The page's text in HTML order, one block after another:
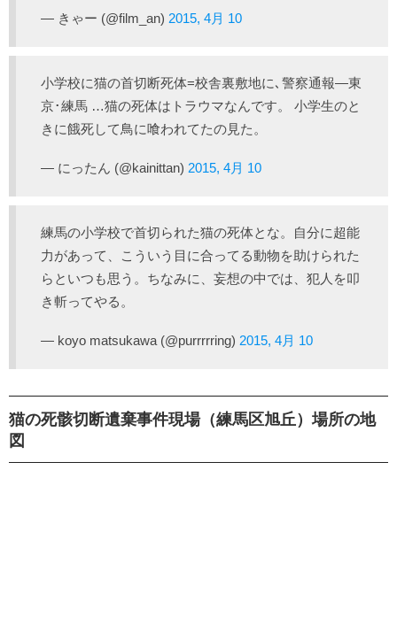
— きゃー (@film_an) 2015, 4月 10
小学校に猫の首切断死体=校舎裏敷地に､警察通報―東
京･練馬 …猫の死体はトラウマなんです。 小学生のと
きに餓死して鳥に喰われてたの見た。
— にったん (@kainittan) 2015, 4月 10
練馬の小学校で首切られた猫の死体とな。自分に超能
力があって、こういう目に合ってる動物を助けられた
らといつも思う。ちなみに、妄想の中では、犯人を叩
き斬ってやる。
— koyo matsukawa (@purrrrring) 2015, 4月 10
猫の死骸切断遺棄事件現場（練馬区旭丘）場所の地
図